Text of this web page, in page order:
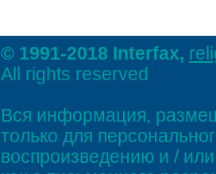
© 1991-2018 Interfax,
All rights reserved
Вся информация,
только для
воспроизведению и /